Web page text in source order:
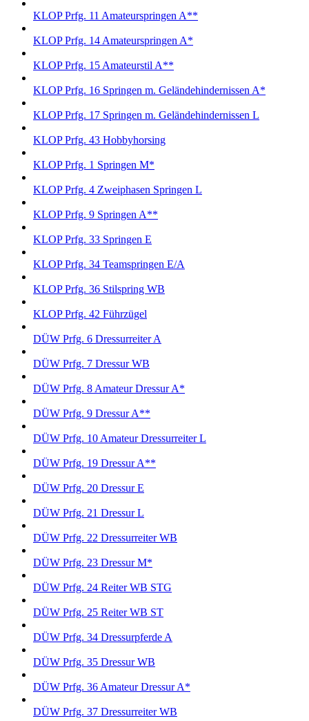
KLOP Prfg. 11 Amateurspringen A**
KLOP Prfg. 14 Amateurspringen A*
KLOP Prfg. 15 Amateurstil A**
KLOP Prfg. 16 Springen m. Geländehindernissen A*
KLOP Prfg. 17 Springen m. Geländehindernissen L
KLOP Prfg. 43 Hobbyhorsing
KLOP Prfg. 1 Springen M*
KLOP Prfg. 4 Zweiphasen Springen L
KLOP Prfg. 9 Springen A**
KLOP Prfg. 33 Springen E
KLOP Prfg. 34 Teamspringen E/A
KLOP Prfg. 36 Stilspring WB
KLOP Prfg. 42 Führzügel
DÜW Prfg. 6 Dressurreiter A
DÜW Prfg. 7 Dressur WB
DÜW Prfg. 8 Amateur Dressur A*
DÜW Prfg. 9 Dressur A**
DÜW Prfg. 10 Amateur Dressurreiter L
DÜW Prfg. 19 Dressur A**
DÜW Prfg. 20 Dressur E
DÜW Prfg. 21 Dressur L
DÜW Prfg. 22 Dressurreiter WB
DÜW Prfg. 23 Dressur M*
DÜW Prfg. 24 Reiter WB STG
DÜW Prfg. 25 Reiter WB ST
DÜW Prfg. 34 Dressurpferde A
DÜW Prfg. 35 Dressur WB
DÜW Prfg. 36 Amateur Dressur A*
DÜW Prfg. 37 Dressurreiter WB